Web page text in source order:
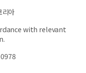
리아
with relevant